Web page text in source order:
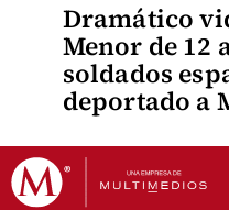
Dramático
Menor de 12
soldados
deportado a